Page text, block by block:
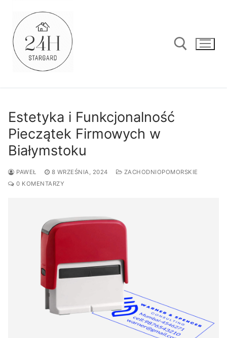
treści
Estetyka i Funkcjonalność
Pieczątek Firmowych w
Białymstoku
PAWEŁ 8 WRZEŚNIA, 2024
ZACHODNIOPOMORSKIE
0 KOMENTARZY